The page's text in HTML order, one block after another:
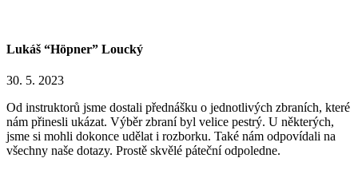
Lukáš “Höpner” Loucký
30. 5. 2023
Od instruktorů jsme dostali přednášku o jednotlivých zbraních, které
nám přinesli ukázat. Výběr zbraní byl velice pestrý. U některých,
jsme si mohli dokonce udělat i rozborku. Také nám odpovídali na
všechny naše dotazy. Prostě skvělé páteční odpoledne.